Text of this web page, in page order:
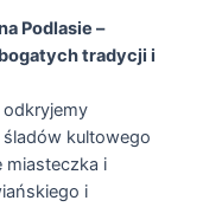
Podlasie –
tradycji i
śladów kultowego
miasteczka i
i